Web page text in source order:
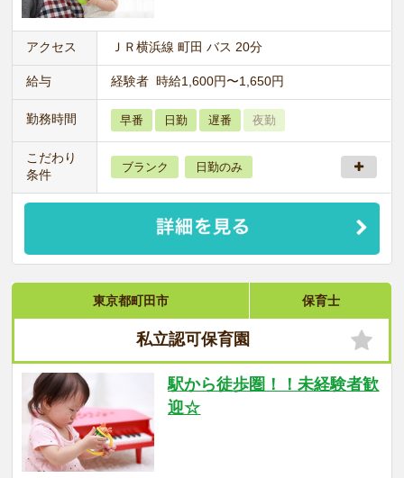
アクセス ＪＲ横浜線 町田 バス 20分
給与 経験者 時給1,600円〜1,650円
勤務時間 早番 日勤 遅番 夜勤
こだわり
条件
ブランク 日勤のみ
東京都町田市 保育士
私立認可保育園
駅から徒歩圏！！未経験者歓
迎☆